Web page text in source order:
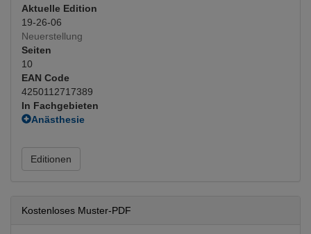
Aktuelle Edition
19-26-06
Neuerstellung
Seiten
10
EAN Code
4250112717389
In Fachgebieten
Anästhesie
Fachgebietsübergreifend
Interventionen
Onkologie
Editionen
Kostenloses Muster-PDF